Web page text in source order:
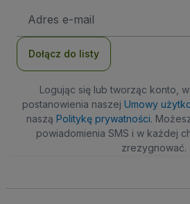
e-
Dołącz do listy
Logując się lub tworząc konto,
postanowienia naszej Umowy
naszą Politykę prywatności.
powiadomienia SMS i w każdej
zrezygnować.